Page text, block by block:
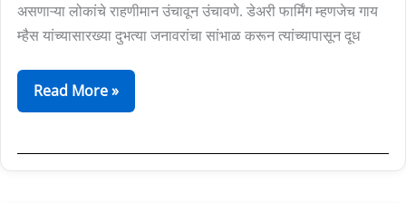
असणाऱ्या लोकांचे राहणीमान उंचावून उंचावणे. डेअरी फार्मिंग म्हणजेच गाय
म्हैस यांच्यासारख्या दुभत्या जनावरांचा सांभाळ करून त्यांच्यापासून दूध
Read More »